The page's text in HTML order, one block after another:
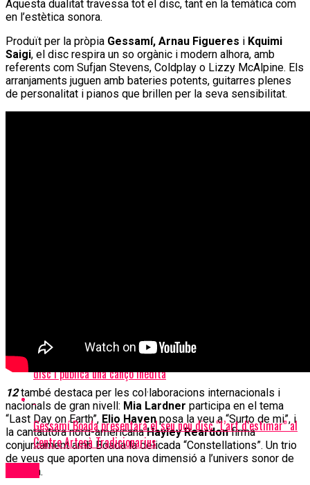
Aquesta dualitat travessa tot el disc, tant en la temàtica com
en l’estètica sonora.
Produït per la pròpia Gessamí, Arnau Figueres i Kquimi
Saigi, el disc respira un so orgànic i modern alhora, amb
referents com Sufjan Stevens, Coldplay o Lizzy McAlpine. Els
arranjaments juguen amb bateries potents, guitarres plenes
de personalitat i pianos que brillen per la seva sensibilitat.
12també destaca per les col·laboracions internacionals i
nacionals de gran nivell: Mia Lardner participa en el tema
“Last Day on Earth”, Elio Havenposa la veu a “Surto de mi”, i
la cantautora nord-americanaHayley Reardonfirma
conjuntament amb Boada la delicada “Constellations”. Un trio
de veus que aporten una nova dimensió a l’univers sonor de
l’artista.
PAULA VALLS comença la gira de presentació del seu darrer
disc i publica una cançó inèdita
Gessamí Boada presentarà el seu nou disc “L’art d’estimar” al
Centre Artesà Tradicionarius